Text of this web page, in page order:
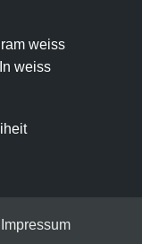
Impressum